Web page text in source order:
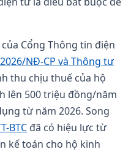
Cổng Thông tin điện
NĐ-CP và Thông tư
thu chịu thuế của hộ
lên 500 triệu đồng/năm
từ năm 2026. Song
BTC đã có hiệu lực từ
kế toán cho hộ kinh